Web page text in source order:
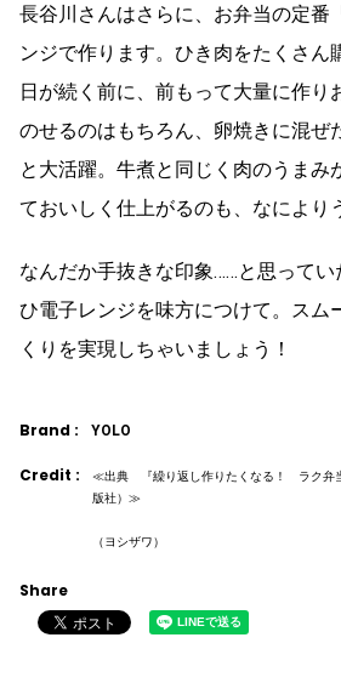
長谷川さんはさらに、お弁当の定番
ンジで作ります。ひき肉をたくさん
日が続く前に、前もって大量に作り
のせるのはもちろん、卵焼きに混ぜ
と大活躍。牛煮と同じく肉のうまみ
ておいしく仕上がるのも、なにより
なんだか手抜きな印象……と思って
ひ電子レンジを味方につけて。スム
くりを実現しちゃいましょう！
Brand : YOLO
Credit :
≪出典 『繰り返し作りたくなる！ ラク弁
版社）≫
（ヨシザワ）
Share